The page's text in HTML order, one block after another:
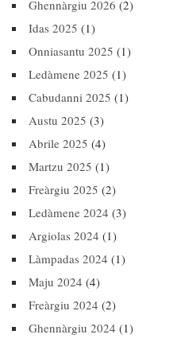
Ghennàrgiu 2026 (2)
Idas 2025 (1)
Onniasantu 2025 (1)
Ledàmene 2025 (1)
Cabudanni 2025 (1)
Austu 2025 (3)
Abrile 2025 (4)
Martzu 2025 (1)
Freàrgiu 2025 (2)
Ledàmene 2024 (3)
Argiolas 2024 (1)
Làmpadas 2024 (1)
Maju 2024 (4)
Freàrgiu 2024 (2)
Ghennàrgiu 2024 (1)